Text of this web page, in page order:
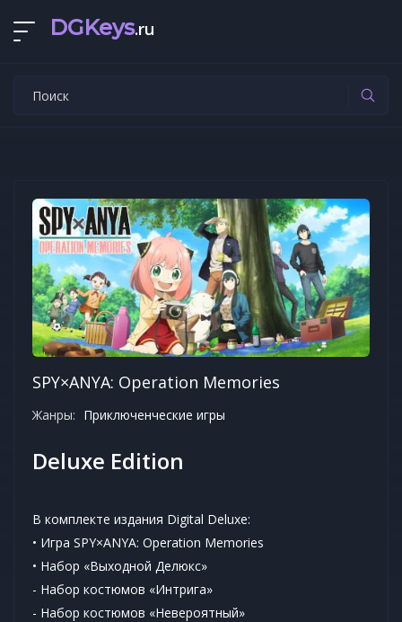
DGKeys.ru
SPY×ANYA: Operation Memories
Жанры: Приключенческие игры
Deluxe Edition
В комплекте издания Digital Deluxe:
• Игра SPY×ANYA: Operation Memories
• Набор «Выходной Делюкс»
- Набор костюмов «Интрига»
- Набор костюмов «Невероятный»